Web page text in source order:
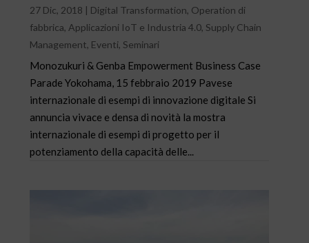
27 Dic, 2018 | Digital Transformation, Operation di
fabbrica, Applicazioni IoT e Industria 4.0, Supply Chain
Management, Eventi, Seminari
Monozukuri & Genba Empowerment Business Case
Parade Yokohama, 15 febbraio 2019 Pavese
internazionale di esempi di innovazione digitale Si
annuncia vivace e densa di novità la mostra
internazionale di esempi di progetto per il
potenziamento della capacità delle...